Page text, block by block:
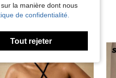
la manière dont nous
de confidentialité.
Tout rejeter